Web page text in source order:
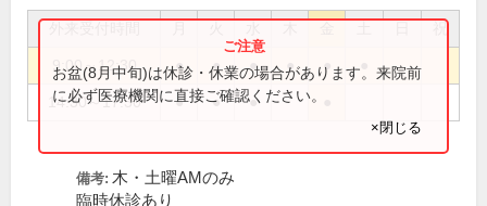
祝
9:00～12:30 ● ● ● ● ●
14:30～17:30 ● ● ●
お盆(8月中旬)は休診・休業の場合があります。来院前
に必ず医療機関に直接ご確認ください。
×閉じる
備考: 木・土曜AMのみ
臨時休診あり